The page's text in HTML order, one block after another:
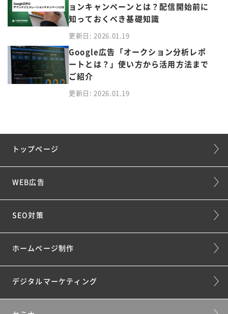
ョンキャンペーンとは？配信開始前に
知っておくべき基礎知識
更新日: 2026.01.19
Google広告「オークション分析レポ
ートとは？」使い方から活用方法まで
ご紹介
更新日: 2026.01.19
トップページ
WEB広告
SEO対策
ホームページ制作
デジタルマーケティング